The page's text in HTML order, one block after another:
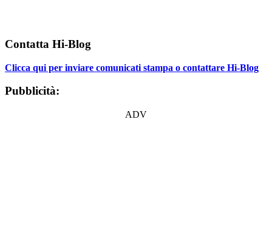
Contatta Hi-Blog
Clicca qui per inviare comunicati stampa o contattare Hi-Blog
Pubblicità:
ADV